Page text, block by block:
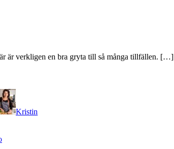
är verkligen en bra gryta till så många tillfällen. […]
Kristin